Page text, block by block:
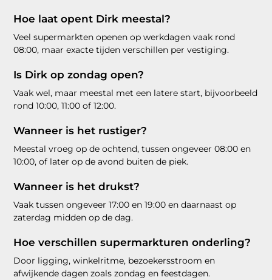
Hoe laat opent Dirk meestal?
Veel supermarkten openen op werkdagen vaak rond
08:00, maar exacte tijden verschillen per vestiging.
Is Dirk op zondag open?
Vaak wel, maar meestal met een latere start, bijvoorbeeld
rond 10:00, 11:00 of 12:00.
Wanneer is het rustiger?
Meestal vroeg op de ochtend, tussen ongeveer 08:00 en
10:00, of later op de avond buiten de piek.
Wanneer is het drukst?
Vaak tussen ongeveer 17:00 en 19:00 en daarnaast op
zaterdag midden op de dag.
Hoe verschillen supermarkturen onderling?
Door ligging, winkelritme, bezoekersstroom en
afwijkende dagen zoals zondag en feestdagen.